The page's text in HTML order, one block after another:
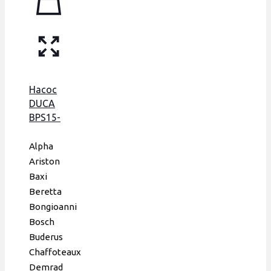
на
Hrale
Насос
DUCA
BPS15-
аналог
GRUNDFOS
15-60,
105 W
Alpha
Ariston
Baxi
Beretta
Bongioanni
Bosch
Buderus
Chaffoteaux
Demrad